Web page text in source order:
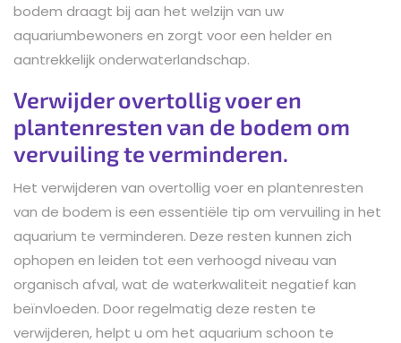
bodem draagt bij aan het welzijn van uw
aquariumbewoners en zorgt voor een helder en
aantrekkelijk onderwaterlandschap.
Verwijder overtollig voer en
plantenresten van de bodem om
vervuiling te verminderen.
Het verwijderen van overtollig voer en plantenresten
van de bodem is een essentiële tip om vervuiling in het
aquarium te verminderen. Deze resten kunnen zich
ophopen en leiden tot een verhoogd niveau van
organisch afval, wat de waterkwaliteit negatief kan
beïnvloeden. Door regelmatig deze resten te
verwijderen, helpt u om het aquarium schoon te